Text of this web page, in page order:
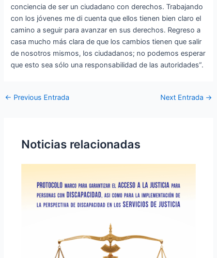
conciencia de ser un ciudadano con derechos. Trabajando
con los jóvenes me di cuenta que ellos tienen bien claro el
camino a seguir para avanzar en sus derechos. Regreso a
casa mucho más clara de que los cambios tienen que salir
de nosotros mismos, los ciudadanos; no podemos esperar
que esto sea sólo una responsabilidad de las autoridades”.
← Previous Entrada Next Entrada →
Noticias relacionadas